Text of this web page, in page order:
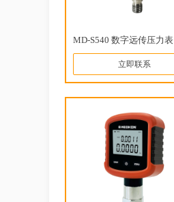
MD-S540 数字远传压力表
立即联系